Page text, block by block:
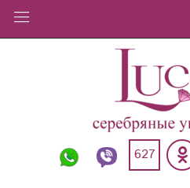
627